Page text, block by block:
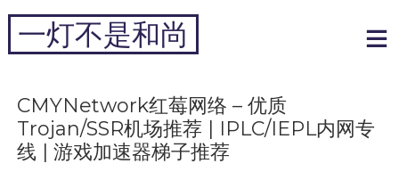
跳
内
一灯不是和尚
CMYNetwork红莓网络 – 优质
Trojan/SSR机场推荐 | IPLC/IEPL内网专
线 | 游戏加速器梯子推荐